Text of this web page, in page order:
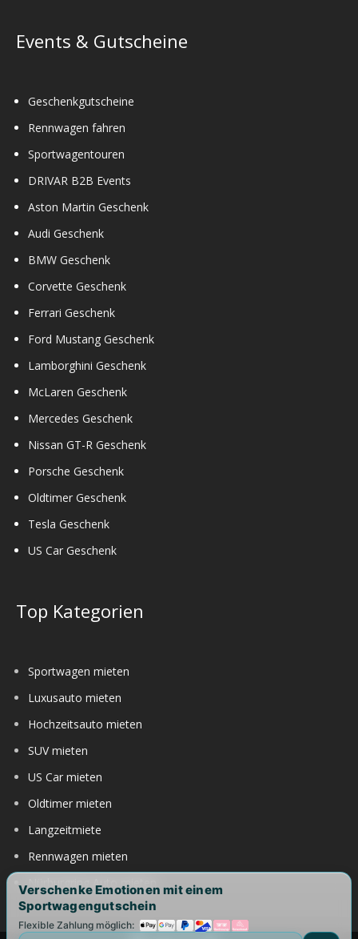
Events & Gutscheine
Geschenkgutscheine
Rennwagen fahren
Sportwagentouren
DRIVAR B2B Events
Aston Martin Geschenk
Audi Geschenk
BMW Geschenk
Corvette Geschenk
Ferrari Geschenk
Ford Mustang Geschenk
Lamborghini Geschenk
McLaren Geschenk
Mercedes Geschenk
Nissan GT-R Geschenk
Porsche Geschenk
Oldtimer Geschenk
Tesla Geschenk
US Car Geschenk
Top Kategorien
Sportwagen mieten
Luxusauto mieten
Hochzeitsauto mieten
SUV mieten
US Car mieten
Oldtimer mieten
Langzeitmiete
Rennwagen mieten
Nürburgring Auto mieten
Verschenke Emotionen mit einem
Sportwagengutschein
Flexible Zahlung möglich: